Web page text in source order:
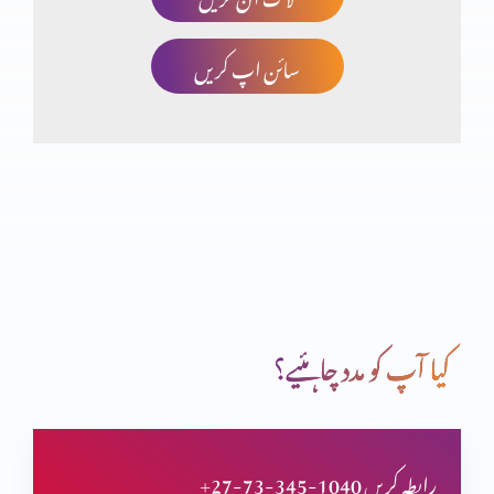
شگردوں کی تربیت
یہ کون ہے؟
سائن اپ کریں
کیا آپ کو مدد چاہئیے؟
+27-73-345-1040 رابطہ کریں